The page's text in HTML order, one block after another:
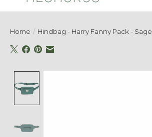
Home / Hindbag - Harry Fanny Pack - Sage